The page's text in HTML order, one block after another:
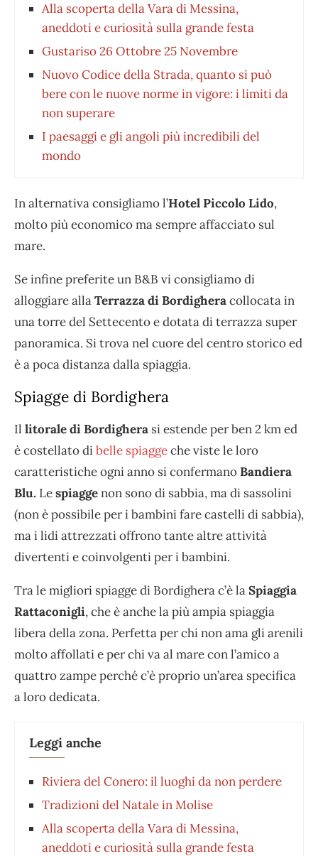
Alla scoperta della Vara di Messina,
aneddoti e curiosità sulla grande festa
Gustariso 26 Ottobre 25 Novembre
Nuovo Codice della Strada, quanto si può
bere con le nuove norme in vigore: i limiti da
non superare
I paesaggi e gli angoli più incredibili del
mondo
In alternativa consigliamo l’Hotel Piccolo Lido,
molto più economico ma sempre affacciato sul
mare.
Se infine preferite un B&B vi consigliamo di
alloggiare allaTerrazza di Bordigheracollocata in
una torre del Settecento e dotata di terrazza super
panoramica. Si trova nel cuore del centro storico ed
è a poca distanza dalla spiaggia.
Spiagge di Bordighera
Il litorale di Bordighera si estende per ben 2 km ed
è costellato dibelle spiaggeche viste le loro
caratteristiche ogni anno si confermanoBandiera
Blu. Lespiaggenon sono di sabbia, ma di sassolini
(non è possibile per i bambini fare castelli di sabbia),
ma i lidi attrezzati offrono tante altre attività
divertenti e coinvolgenti per i bambini.
Tra le migliori spiagge di Bordighera c’è laSpiaggia
Rattaconigli, che è anche la più ampia spiaggia
libera della zona. Perfetta per chi non ama gli arenili
molto affollati e per chi va al mare con l’amico a
quattro zampe perché c’è proprio un’area specifica
a loro dedicata.
Leggi anche
Riviera del Conero: il luoghi da non perdere
Tradizioni del Natale in Molise
Alla scoperta della Vara di Messina,
aneddoti e curiosità sulla grande festa